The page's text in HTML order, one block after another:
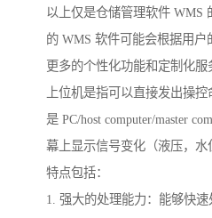
以上仅是仓储管理软件 WMS
的 WMS 软件可能会根据用
更多的个性化功能和定制化服
上位机是指可以直接发出操
是 PC/host computer/master
幕上显示信号变化（液压，
特点包括：
1. 强大的处理能力：能够快速